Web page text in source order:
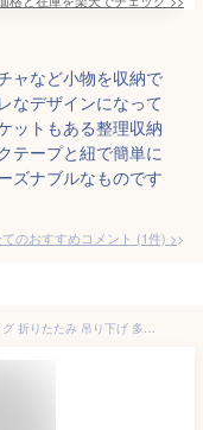
ャなど小物を収納で
なデザインになって
ットもある整理収納
テープと紐で簡単に
ズナブルなものです
のおすすめコメント (1件) >
ベビーベッド 収納袋 ポケット ベビーカーバッグ 折りたたみ 吊り下げ 多機能 大容量 おむつ タオル 収納